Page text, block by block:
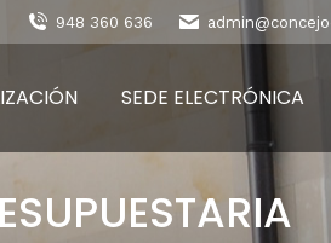
948 360 636
SEDE ELECTRÓNICA